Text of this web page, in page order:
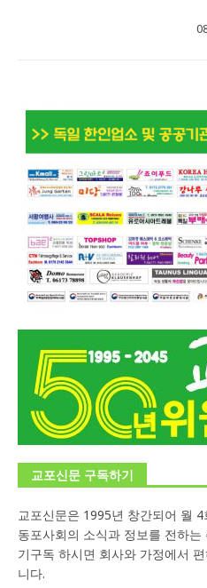
교포신문 구독하기
교포신문은 1995년 창간되어 월
동포사회의 소식과 정보를 전하
기구독 하시면 회사와 가정에서
니다.